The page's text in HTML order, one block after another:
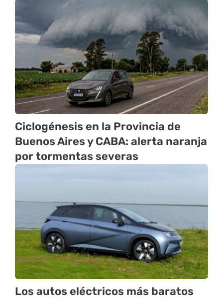
Ciclogénesis en la Provincia de
Buenos Aires y CABA: alerta naranja
por tormentas severas
Los autos eléctricos más baratos